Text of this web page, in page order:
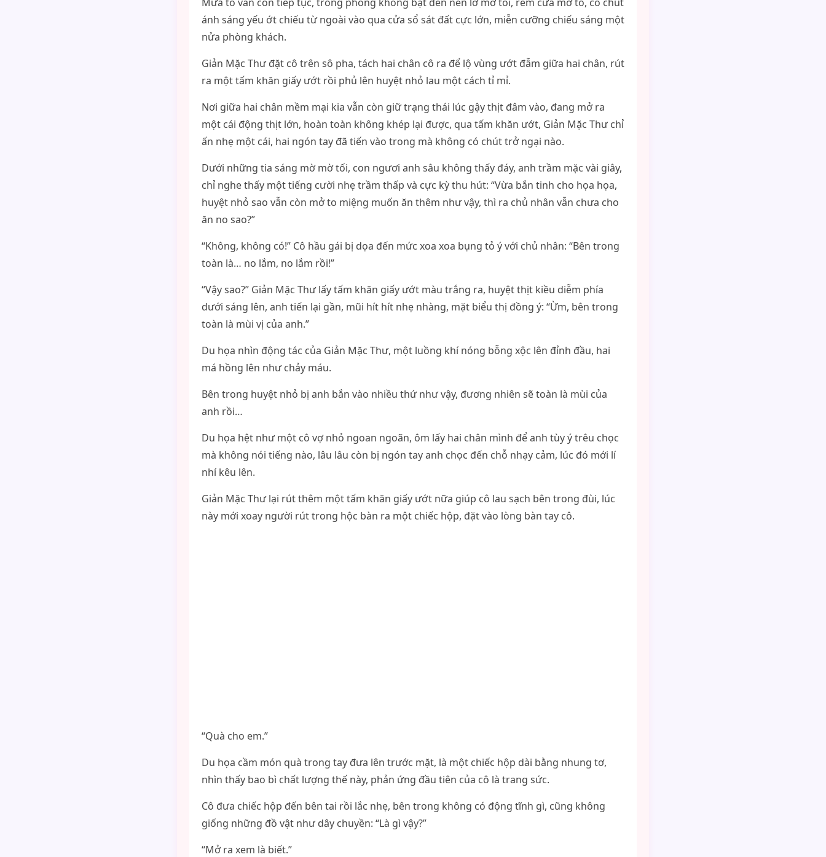
ánh sáng yếu ớt chiếu từ ngoài vào qua cửa sổ sát đất cực lớn, miễn cưỡng chiếu sáng một
nửa phòng khách.
Giản Mặc Thư đặt cô trên sô pha, tách hai chân cô ra để lộ vùng ướt đẫm giữa hai chân, rút
ra một tấm khăn giấy ướt rồi phủ lên huyệt nhỏ lau một cách tỉ mỉ.
Nơi giữa hai chân mềm mại kia vẫn còn giữ trạng thái lúc gậy thịt đâm vào, đang mở ra
một cái động thịt lớn, hoàn toàn không khép lại được, qua tấm khăn ướt, Giản Mặc Thư chỉ
ấn nhẹ một cái, hai ngón tay đã tiến vào trong mà không có chút trở ngại nào.
Dưới những tia sáng mờ mờ tối, con ngươi anh sâu không thấy đáy, anh trầm mặc vài giây,
chỉ nghe thấy một tiếng cười nhẹ trầm thấp và cực kỳ thu hút: “Vừa bắn tinh cho họa họa,
huyệt nhỏ sao vẫn còn mở to miệng muốn ăn thêm như vậy, thì ra chủ nhân vẫn chưa cho
ăn no sao?”
“Không, không có!” Cô hầu gái bị dọa đến mức xoa xoa bụng tỏ ý với chủ nhân: “Bên trong
toàn là… no lắm, no lắm rồi!”
“Vậy sao?” Giản Mặc Thư lấy tấm khăn giấy ướt màu trắng ra, huyệt thịt kiều diễm phía
dưới sáng lên, anh tiến lại gần, mũi hít hít nhẹ nhàng, mặt biểu thị đồng ý: “Ừm, bên trong
toàn là mùi vị của anh.”
Du họa nhìn động tác của Giản Mặc Thư, một luồng khí nóng bỗng xộc lên đỉnh đầu, hai
má hồng lên như chảy máu.
Bên trong huyệt nhỏ bị anh bắn vào nhiều thứ như vậy, đương nhiên sẽ toàn là mùi của
anh rồi…
Du họa hệt như một cô vợ nhỏ ngoan ngoãn, ôm lấy hai chân mình để anh tùy ý trêu chọc
mà không nói tiếng nào, lâu lâu còn bị ngón tay anh chọc đến chỗ nhạy cảm, lúc đó mới lí
nhí kêu lên.
Giản Mặc Thư lại rút thêm một tấm khăn giấy ướt nữa giúp cô lau sạch bên trong đùi, lúc
này mới xoay người rút trong hộc bàn ra một chiếc hộp, đặt vào lòng bàn tay cô.
“Quà cho em.”
Du họa cầm món quà trong tay đưa lên trước mặt, là một chiếc hộp dài bằng nhung tơ,
nhìn thấy bao bì chất lượng thế này, phản ứng đầu tiên của cô là trang sức.
Cô đưa chiếc hộp đến bên tai rồi lắc nhẹ, bên trong không có động tĩnh gì, cũng không
giống những đồ vật như dây chuyền: “Là gì vậy?”
“Mở ra xem là biết.”